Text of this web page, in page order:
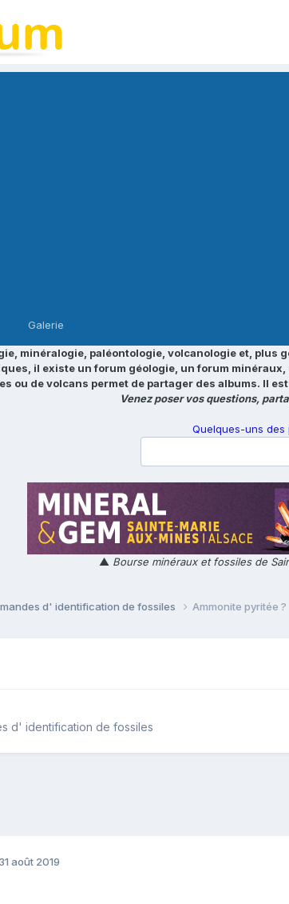
Galerie
minéralogie, paléontologie, volcanologie et,
il existe un forum géologie, un forum
ou de volcans permet de partager des albums. Il
Venez poser vos questions,
Quelques-uns des
▲ Bourse minéraux et fossiles de
d' identification de fossiles Ammonite pyritée ?
d' identification de fossiles
31 août 2019